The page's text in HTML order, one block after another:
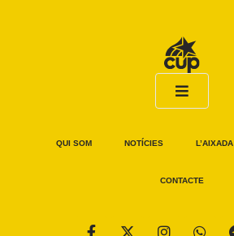
QUI SOM NOTÍCIES L’AIXADA
CONTACTE